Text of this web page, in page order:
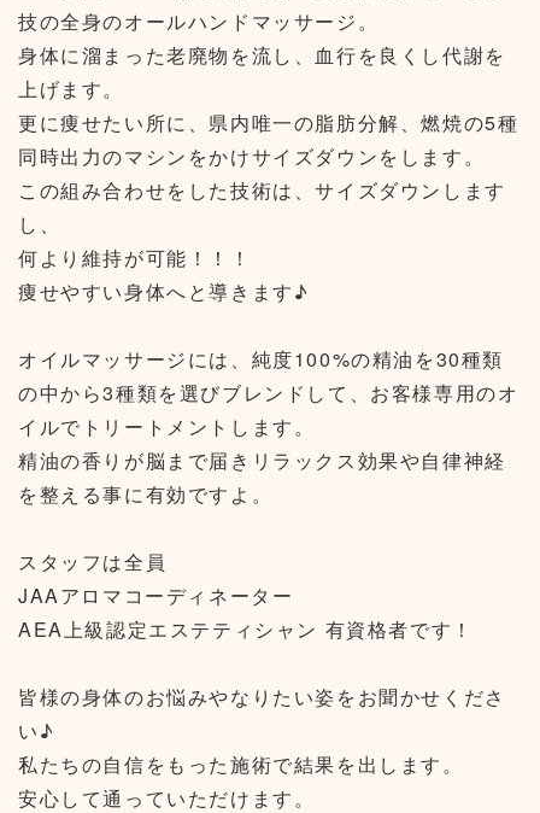
技の全身のオールハンドマッサージ。
身体に溜まった老廃物を流し、血行を良くし代謝を
上げます。
更に痩せたい所に、県内唯一の脂肪分解、燃焼の5種
同時出力のマシンをかけサイズダウンをします。
この組み合わせをした技術は、サイズダウンします
し、
何より維持が可能！！！
痩せやすい身体へと導きます♪
オイルマッサージには、純度100%の精油を30種類
の中から3種類を選びブレンドして、お客様専用のオ
イルでトリートメントします。
精油の香りが脳まで届きリラックス効果や自律神経
を整える事に有効ですよ。
スタッフは全員
JAAアロマコーディネーター
AEA上級認定エステティシャン 有資格者です！
皆様の身体のお悩みやなりたい姿をお聞かせくださ
い♪
私たちの自信をもった施術で結果を出します。
安心して通っていただけます。